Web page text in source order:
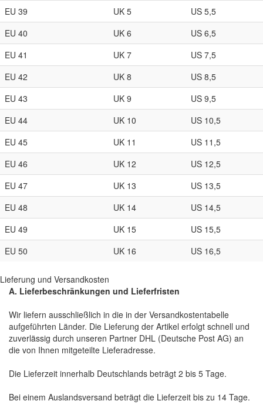
EU 39
UK 5
US 5,5
EU 40
UK 6
US 6,5
EU 41
UK 7
US 7,5
EU 42
UK 8
US 8,5
EU 43
UK 9
US 9,5
EU 44
UK 10
US 10,5
EU 45
UK 11
US 11,5
EU 46
UK 12
US 12,5
EU 47
UK 13
US 13,5
EU 48
UK 14
US 14,5
EU 49
UK 15
US 15,5
EU 50
UK 16 US 16,5
Lieferung und Versandkosten
A. Lieferbeschränkungen und Lieferfristen
Wir liefern ausschließlich in die in der Versandkostentabelle
aufgeführten Länder. Die Lieferung der Artikel erfolgt schnell und
zuverlässig durch unseren Partner DHL (Deutsche Post AG) an
die von Ihnen mitgeteilte Lieferadresse.
Die Lieferzeit innerhalb Deutschlands beträgt 2 bis 5 Tage.
Bei einem Auslandsversand beträgt die Lieferzeit bis zu 14 Tage.